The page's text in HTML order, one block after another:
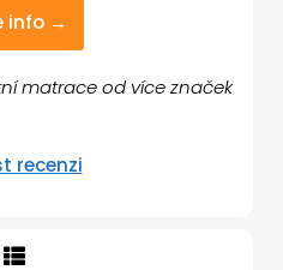
info →
matrace od více značek
recenzi